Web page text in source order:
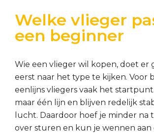
Welke vlieger
een beginner
Wie een vlieger wil kopen, doet er
eerst naar het type te kijken. Voor
eenlijns vliegers vaak het
maar één lijn en blijven redelijk
lucht. Daardoor hoef je minder na
over sturen en kun je wennen aan